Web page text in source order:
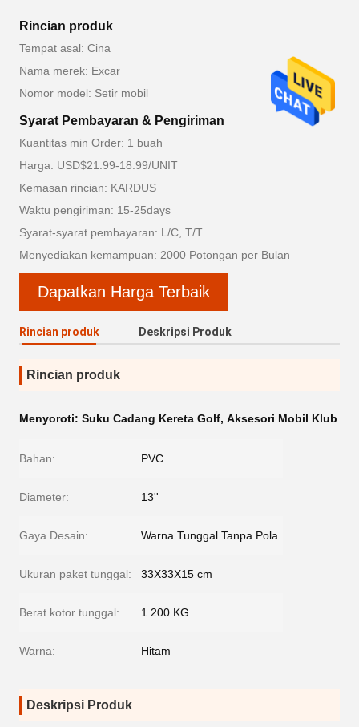
Rincian produk
Tempat asal: Cina
Nama merek: Excar
Nomor model: Setir mobil
Syarat Pembayaran & Pengiriman
Kuantitas min Order: 1 buah
Harga: USD$21.99-18.99/UNIT
Kemasan rincian: KARDUS
Waktu pengiriman: 15-25days
Syarat-syarat pembayaran: L/C, T/T
Menyediakan kemampuan: 2000 Potongan per Bulan
Dapatkan Harga Terbaik
Rincian produk Deskripsi Produk
Rincian produk
Menyoroti: Suku Cadang Kereta Golf, Aksesori Mobil Klub
Bahan: PVC
Diameter: 13''
Gaya Desain: Warna Tunggal Tanpa Pola
Ukuran paket tunggal: 33X33X15 cm
Berat kotor tunggal: 1.200 KG
Warna: Hitam
Deskripsi Produk